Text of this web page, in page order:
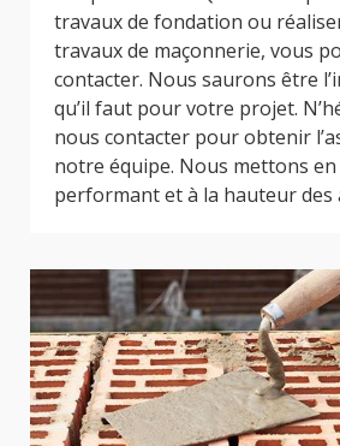
travaux de fondation ou
travaux de maçonnerie, vous
contacter. Nous saurons être
qu’il faut pour votre projet.
nous contacter pour obtenir
notre équipe. Nous mettons en
performant et à la hauteur des